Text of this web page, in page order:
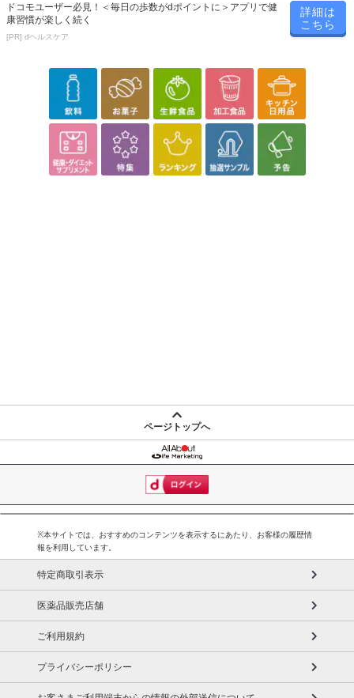
ドコモユーザー必見！＜毎日の歩数がdポイントに＞アプリで健
康習慣が楽しく続く
[PR] dヘルスケア
詳細は
こちら
ページトップへ
※本サイトでは、おすすめのコンテンツを表示するにあたり、お客様の履歴情
報を利用しています。
特定商取引表示
医薬品販売店舗
ご利用規約
プライバシーポリシー